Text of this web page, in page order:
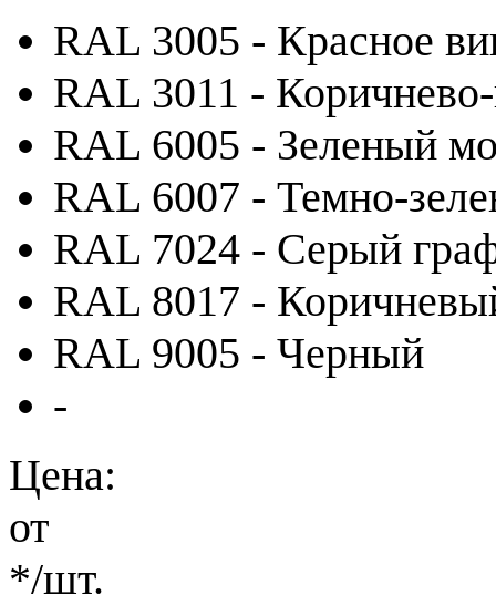
RAL 3005 - Красное
RAL 3011 -
RAL 6005 - Зеленый
RAL 6007 - Темно-
RAL 7024 - Серый
RAL 8017 -
RAL 9005 - Черный
-
Цена:
от
*/шт.